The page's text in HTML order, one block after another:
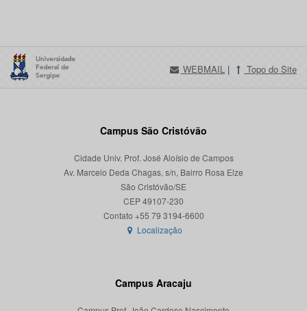
WEBMAIL | Topo do Site
Campus São Cristóvão
Cidade Univ. Prof. José Aloísio de Campos
Av. Marcelo Deda Chagas, s/n, Bairro Rosa Elze
São Cristóvão/SE
CEP 49107-230
Localização
Campus Aracaju